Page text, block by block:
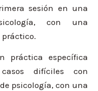
sesión en una
con una
práctica específica
difíciles con
psicología, con una